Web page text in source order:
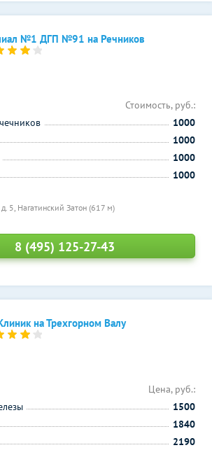
№1 ДГП №91 на Речников
5, Нагатинский Затон (617 м)
Стоимость, руб.:
1000
1000
1000
1000
8 (495) 125-27-43
на Трехгорном Валу
Цена, руб.:
1500
1840
2190